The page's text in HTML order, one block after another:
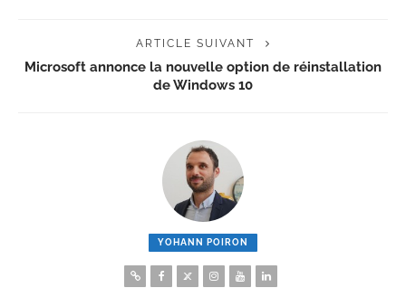
ARTICLE SUIVANT
Microsoft annonce la nouvelle option de réinstallation
de Windows 10
YOHANN POIRON